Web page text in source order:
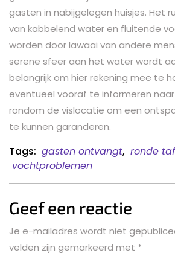
gasten in nabijgelegen huisjes. Het
van kabbelend water en fluitende
worden door lawaai van andere
serene sfeer aan het water wordt
belangrijk om hier rekening mee te
eventueel vooraf te informeren
rondom de vislocatie om een
te kunnen garanderen.
Tags: gasten ontvangt, ronde
vochtproblemen
Geef een reactie
Je e-mailadres wordt niet
velden zijn gemarkeerd met *